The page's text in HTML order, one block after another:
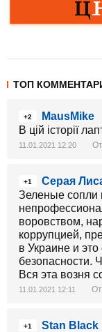
ТОП
+2
MausMike
В цій історії
11.01.2021 12:20
+1
Серая
Зеленые сопли
воровством,
коррупцией,
в Украине и
безопасности.
Вся эта возня
11.01.2021 12:11
+1
Stan Black